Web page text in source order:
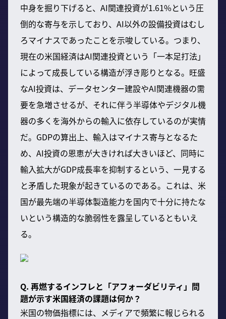
中身を掘り下げると、AI関連投資が1.61%という圧
倒的な寄与を示しており、AI以外の設備投資はむし
ろマイナスであったことを示唆している。つまり、
現在の米国経済はAI関連投資という「一本足打法」
によって成長している構造が浮き彫りとなる。旺盛
なAI投資は、データセンター建設やAI関連機器の需
要を急増させるが、それに伴う半導体やデジタル機
器の多くを海外からの輸入に依存しているのが実情
だ。GDPの算出上、輸入はマイナス寄与となるた
め、AI投資の恩恵が大きければ大きいほど、同時に
輸入拡大がGDP成長率を抑制するという、一見する
と矛盾した現象が起きているのである。これは、米
国が最先端の半導体製造能力を国内で十分に持たな
いという構造的な脆弱性を露呈しているともいえ
る。
Q. 再燃するインフレと「アフォーダビリティ」問
題が示す米国経済の課題は何か？
米国の物価指標には、メディアで頻繁に報じられる